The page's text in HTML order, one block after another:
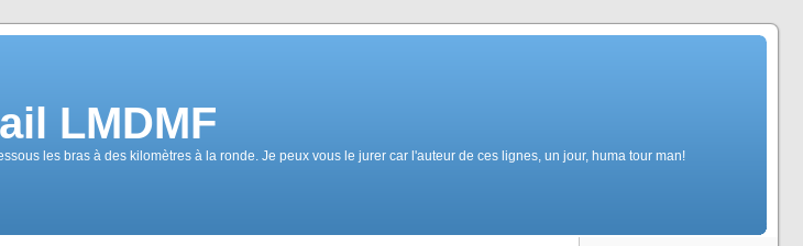
LMDMF
les bras à des kilomètres à la ronde. Je peux vous le jurer car l'auteur de ces lignes, un jour, huma tour man!